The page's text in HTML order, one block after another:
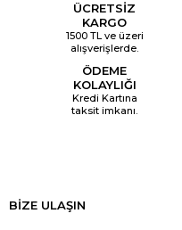
ÜCRETSİZ
KARGO
1500 TL ve üzeri
alışverişlerde.
ÖDEME
KOLAYLIĞI
Kredi Kartına
taksit imkanı.
BİZE ULAŞIN